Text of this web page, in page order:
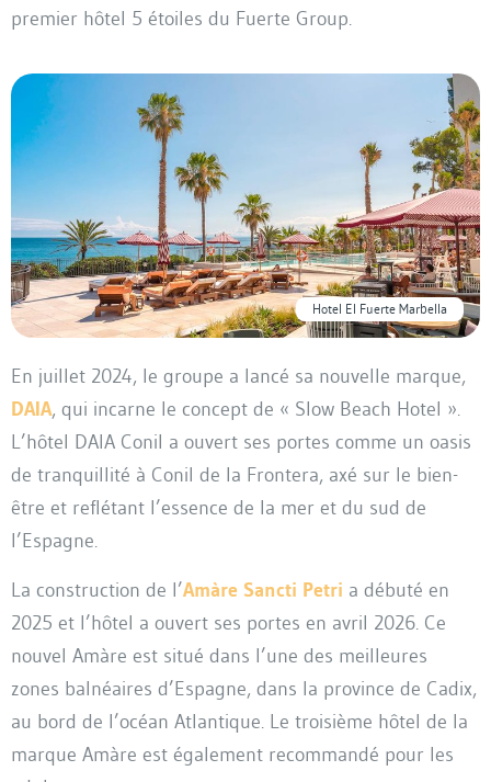
premier hôtel 5 étoiles du Fuerte Group.
Hotel El Fuerte Marbella
En juillet 2024, le groupe a lancé sa nouvelle marque,
DAIA, qui incarne le concept de « Slow Beach Hotel ».
L’hôtel DAIA Conil a ouvert ses portes comme un oasis
de tranquillité à Conil de la Frontera, axé sur le bien-
être et reflétant l’essence de la mer et du sud de
l’Espagne.
La construction de l’Amàre Sancti Petri a débuté en
2025 et l’hôtel a ouvert ses portes en avril 2026. Ce
nouvel Amàre est situé dans l’une des meilleures
zones balnéaires d’Espagne, dans la province de Cadix,
au bord de l’océan Atlantique. Le troisième hôtel de la
marque Amàre est également recommandé pour les